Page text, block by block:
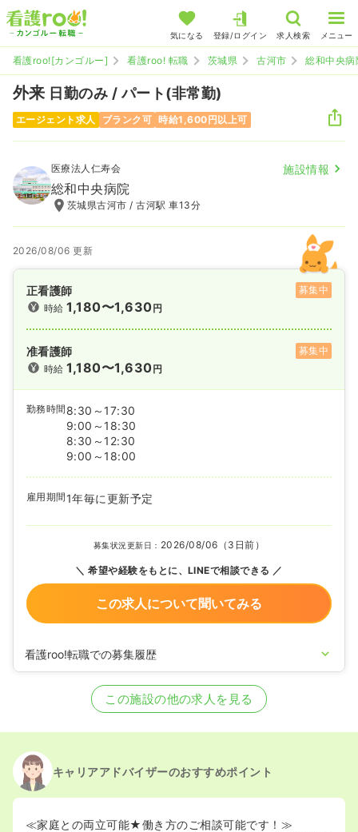
気になる 登録/ログイン 求人検索 メニュー
看護roo![カンゴルー] 看護roo! 転職 茨城県 古河市 総和中央病
外来 日勤のみ / パート(非常勤)
エージェント求人 ブランク可 時給1,600円以上可
医療法人仁寿会 施設情報
総和中央病院
茨城県古河市 / 古河駅 車13分
2026/08/06 更新
正看護師
募集中
時給1,180〜1,630円
准看護師
募集中
時給1,180〜1,630円
勤務時間 8:30～17:30
9:00～18:30
8:30～12:30
9:00～18:00
雇用期間 1年毎に更新予定
募集状況更新日： 2026/08/06（3日前）
希望や経験をもとに、LINEで相談できる
この求人について聞いてみる
看護roo!転職での募集履歴
この施設の他の求人を見る
キャリアアドバイザーのおすすめポイント
≪家庭との両立可能★働き方のご相談可能です！≫